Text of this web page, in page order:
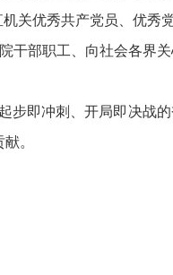
关优秀共产党员、优秀
部职工、向社会各界
即冲刺、开局即决战
。